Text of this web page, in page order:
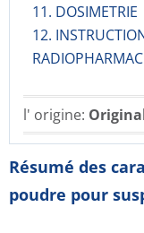
11. DOSIMETRIE
12.
l' origine:
Résumé des
poudre pour